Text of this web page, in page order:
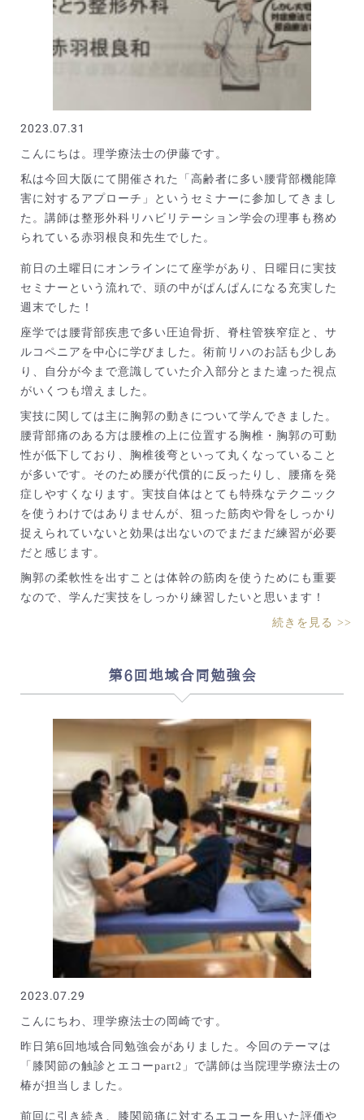
2023.07.31
こんにちは。理学療法士の伊藤です。
私は今回大阪にて開催された「高齢者に多い腰背部機能障
害に対するアプローチ」というセミナーに参加してきまし
た。講師は整形外科リハビリテーション学会の理事も務め
られている赤羽根良和先生でした。
前日の土曜日にオンラインにて座学があり、日曜日に実技
セミナーという流れで、頭の中がぱんぱんになる充実した
週末でした！
座学では腰背部疾患で多い圧迫骨折、脊柱管狭窄症と、サ
ルコペニアを中心に学びました。術前リハのお話も少しあ
り、自分が今まで意識していた介入部分とまた違った視点
がいくつも増えました。
実技に関しては主に胸郭の動きについて学んできました。
腰背部痛のある方は腰椎の上に位置する胸椎・胸郭の可動
性が低下しており、胸椎後弯といって丸くなっていること
が多いです。そのため腰が代償的に反ったりし、腰痛を発
症しやすくなります。実技自体はとても特殊なテクニック
を使うわけではありませんが、狙った筋肉や骨をしっかり
捉えられていないと効果は出ないのでまだまだ練習が必要
だと感じます。
胸郭の柔軟性を出すことは体幹の筋肉を使うためにも重要
なので、学んだ実技をしっかり練習したいと思います！
続きを見る >>
第6回地域合同勉強会
2023.07.29
こんにちわ、理学療法士の岡崎です。
昨日第6回地域合同勉強会がありました。今回のテーマは
「膝関節の触診とエコーpart2」で講師は当院理学療法士の
椿が担当しました。
前回に引き続き、膝関節痛に対するエコーを用いた評価や